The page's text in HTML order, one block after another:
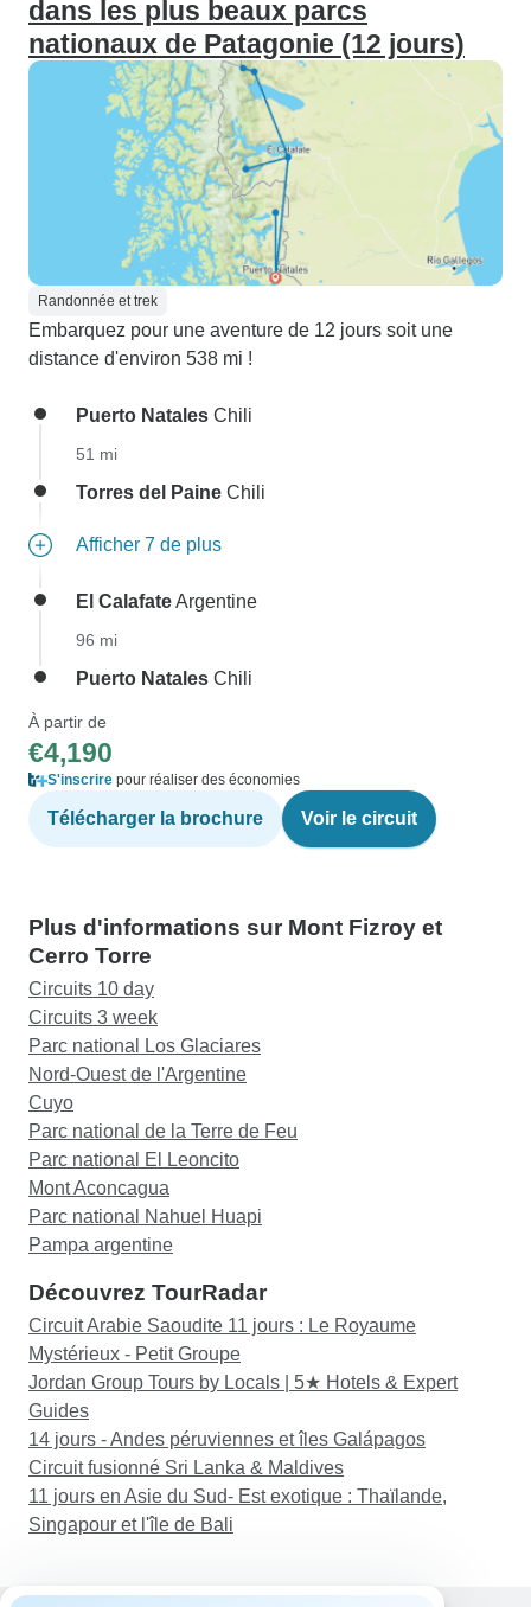
dans les plus beaux parcs
nationaux de Patagonie (12 jours)
Randonnée et trek
Embarquez pour une aventure de 12 jours soit une
distance d'environ 538 mi !
Puerto Natales Chili
51 mi
Torres del Paine Chili
Afficher 7 de plus
El CalafateArgentine
96 mi
Puerto Natales Chili
À partir de
€4,190
S'inscrire pour réaliser des économies
Télécharger la brochure Voir le circuit
Plus d'informations sur Mont Fizroy et
Cerro Torre
Circuits 10 day
Circuits 3 week
Parc national Los Glaciares
Nord-Ouest de l'Argentine
Cuyo
Parc national de la Terre de Feu
Parc national El Leoncito
Mont Aconcagua
Parc national Nahuel Huapi
Pampa argentine
Découvrez TourRadar
Circuit Arabie Saoudite 11 jours : Le Royaume
Mystérieux - Petit Groupe
Jordan Group Tours by Locals | 5★ Hotels & Expert
Guides
14 jours - Andes péruviennes et îles Galápagos
Circuit fusionné Sri Lanka & Maldives
11 jours en Asie du Sud- Est exotique : Thaïlande,
Singapour et l'île de Bali